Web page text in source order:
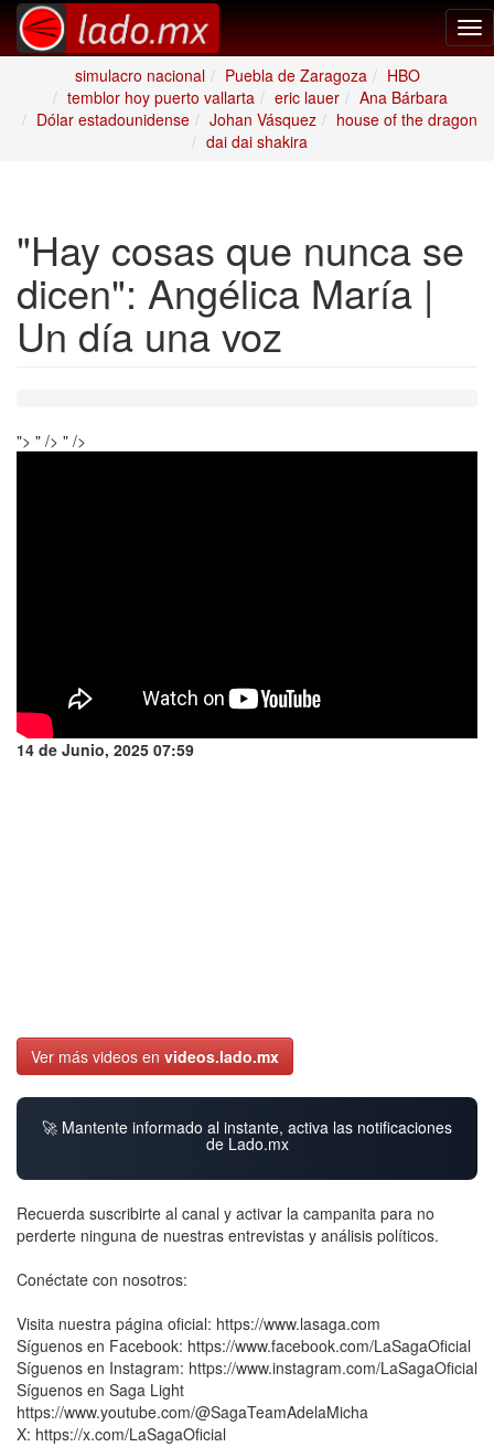
simulacro nacional
Puebla de Zaragoza
HBO
temblor hoy puerto vallarta
eric lauer
Ana Bárbara
Dólar estadounidense
Johan Vásquez
house of the dragon
dai dai shakira
"Hay cosas que nunca se
dicen": Angélica María |
Un día una voz
"> " /> " />
14 de Junio, 2025 07:59
Ver más videos en videos.lado.mx
🚀 Mantente informado al instante, activa las notificaciones
de Lado.mx
Recuerda suscribirte al canal y activar la campanita para no
perderte ninguna de nuestras entrevistas y análisis políticos.
Conéctate con nosotros:
Visita nuestra página oficial: https://www.lasaga.com
Síguenos en Facebook: https://www.facebook.com/LaSagaOficial
Síguenos en Instagram: https://www.instagram.com/LaSagaOficial
Síguenos en Saga Light
https://www.youtube.com/@SagaTeamAdelaMicha
X: https://x.com/LaSagaOficial